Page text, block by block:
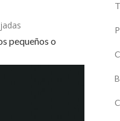
pequeños o